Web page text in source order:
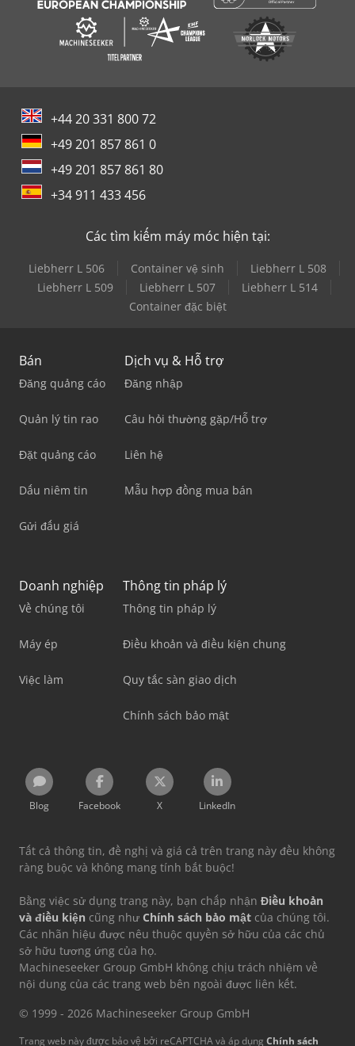
+44 20 331 800 72
+49 201 857 861 0
+49 201 857 861 80
+34 911 433 456
Các tìm kiếm máy móc hiện tại:
Liebherr L 506 Container vệ sinh
Liebherr L 508
Liebherr L 509
Liebherr L 507
Liebherr L 514
Container đặc biệt
Bán
Đăng quảng cáo
Quản lý tin rao
Đặt quảng cáo
Dấu niêm tin
Gửi đấu giá
Dịch vụ & Hỗ trợ
Đăng nhập
Câu hỏi thường gặp/Hỗ trợ
Liên hệ
Mẫu hợp đồng mua bán
Doanh nghiệp
Về chúng tôi
Máy ép
Việc làm
Thông tin pháp lý
Thông tin pháp lý
Điều khoản và điều kiện chung
Quy tắc sàn giao dịch
Chính sách bảo mật
Blog Facebook X LinkedIn
Tất cả thông tin, đề nghị và giá cả trên trang này đều không
ràng buộc và không mang tính bắt buộc!
Bằng việc sử dụng trang này, bạn chấp nhận Điều khoản
và điều kiện cũng như Chính sách bảo mật của chúng tôi.
Các nhãn hiệu được nêu thuộc quyền sở hữu của các chủ
sở hữu tương ứng của họ.
Machineseeker Group GmbH không chịu trách nhiệm về
nội dung của các trang web bên ngoài được liên kết.
© 1999 - 2026 Machineseeker Group GmbH
Trang web này được bảo vệ bởi reCAPTCHA và áp dụng Chính sách